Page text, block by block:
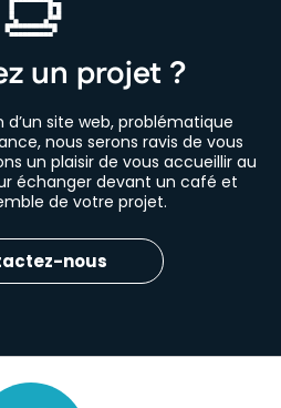
un projet ?
site web, problématique
nous serons ravis de vous
un plaisir de vous accueillir au
échanger devant un café et
de votre projet.
nous